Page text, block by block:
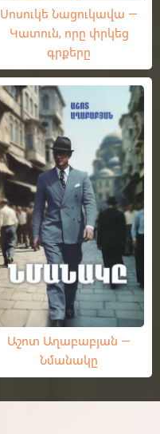
Սոսուկե Նացուկավա —
Կատուն, որը փրկեց
գրքերը
Աշոտ Աղաբաբյան —
Նմանակը